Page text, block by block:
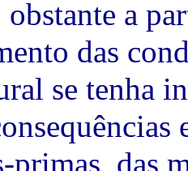
obstante a
das
se tenha
primas, das